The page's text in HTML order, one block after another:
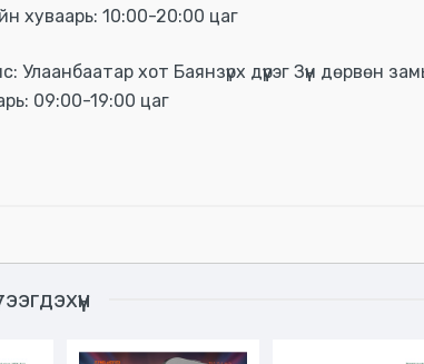
хуваарь: 10:00-20:00 цаг
Улаанбаатар хот Баянзүрх дүүрэг Зүүн дөрвөн
09:00-19:00 цаг